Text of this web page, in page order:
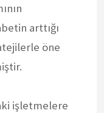
arttığı
öne
işletmelere